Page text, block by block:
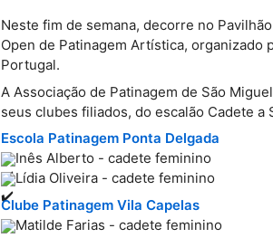
Neste fim de semana, decorre no
Open de Patinagem Artística, organizado
Portugal.
A Associação de Patinagem de São
seus clubes filiados, do escalão Cadete a
Escola Patinagem Ponta Delgada
Inês Alberto - cadete feminino
Lídia Oliveira - cadete feminino
Clube Patinagem Vila Capelas
Matilde Farias - cadete feminino